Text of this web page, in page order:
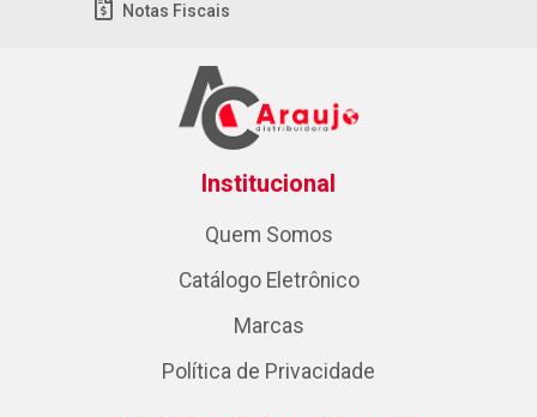
Notas Fiscais
Institucional
Quem Somos
Catálogo Eletrônico
Marcas
Política de Privacidade